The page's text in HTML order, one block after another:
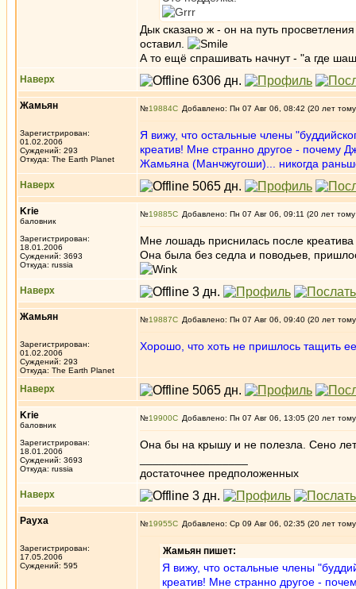
Дык сказано ж - он на путь
оставил.
А то ещё спрашивать начнут - "а где
Наверх
Жамьян
Зарегистрирован:
01.02.2006
Суждений: 293
Откуда: The Earth Planet
№19884 Добавлено: Пн 07 Авг 06, 08:42 (20 лет
Я вижу, что остальные члены
креатив! Мне странно другое - почему
Жамьяна (Манчжугоши)... никогда
Наверх
Krie
баловник
Зарегистрирован:
18.01.2006
Суждений: 3693
Откуда: russia
№19885 Добавлено: Пн 07 Авг 06, 09:11 (20 лет
Мне лошадь приснилась после
Она была без седла и поводьев,
Наверх
Жамьян
Зарегистрирован:
01.02.2006
Суждений: 293
Откуда: The Earth Planet
№19887 Добавлено: Пн 07 Авг 06, 09:40 (20 лет
Хорошо, что хоть не пришлось тащить
Наверх
Krie
баловник
Зарегистрирован:
18.01.2006
Суждений: 3693
Откуда: russia
№19900 Добавлено: Пн 07 Авг 06, 13:05 (20 лет
Она бы на крышу и не полезла. Сено
достаточнее предположенных
Наверх
Рауха
Зарегистрирован:
17.05.2006
Суждений: 595
№19955 Добавлено: Ср 09 Авг 06, 02:35 (20 лет
Жамьян пишет:
Я вижу, что остальные члены
креатив! Мне странно другое -